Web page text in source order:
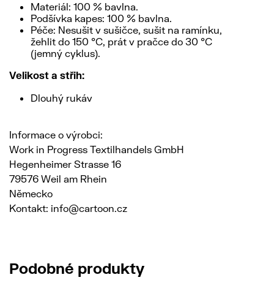
Materiál: 100 % bavlna.
Podšívka kapes: 100 % bavlna.
Péče: Nesušit v sušičce, sušit na ramínku,
žehlit do 150 °C, prát v pračce do 30 °C
(jemný cyklus).
Velikost a střih:
Dlouhý rukáv
Informace o výrobci:
Work in Progress Textilhandels GmbH
Hegenheimer Strasse 16
79576 Weil am Rhein
Německo
Kontakt: info@cartoon.cz
Podobné produkty